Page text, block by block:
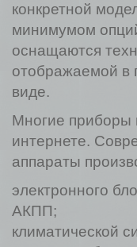
конкретной
минимумом
оснащаются
отображаемой в
виде.
Многие приборы
интернете.
аппараты
электронного
АКПП;
климатической